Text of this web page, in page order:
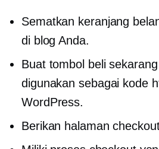
Sematkan keranjang
di blog Anda.
Buat tombol beli
digunakan sebagai kode
WordPress.
Berikan halaman